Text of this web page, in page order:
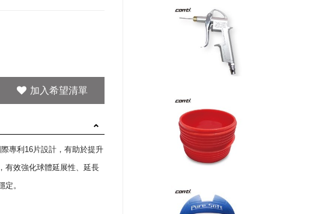
專利16片設計，有助於提升
有效強化球體延展性、延長
。